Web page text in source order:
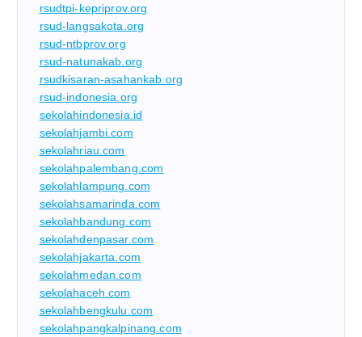
rsudtpi-kepriprov.org
rsud-langsakota.org
rsud-ntbprov.org
rsud-natunakab.org
rsudkisaran-asahankab.org
rsud-indonesia.org
sekolahindonesia.id
sekolahjambi.com
sekolahriau.com
sekolahpalembang.com
sekolahlampung.com
sekolahsamarinda.com
sekolahbandung.com
sekolahdenpasar.com
sekolahjakarta.com
sekolahmedan.com
sekolahaceh.com
sekolahbengkulu.com
sekolahpangkalpinang.com